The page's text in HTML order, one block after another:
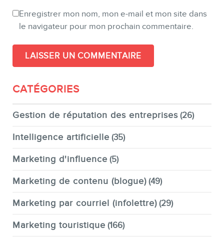
Enregistrer mon nom, mon e-mail et mon site dans
le navigateur pour mon prochain commentaire.
CATÉGORIES
Gestion de réputation des entreprises (26)
Intelligence artificielle (35)
Marketing d'influence (5)
Marketing de contenu (blogue) (49)
Marketing par courriel (infolettre) (29)
Marketing touristique (166)